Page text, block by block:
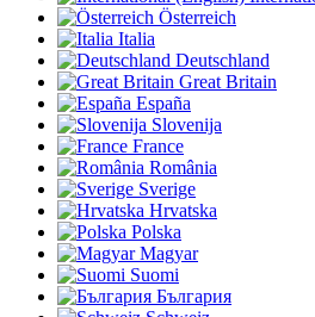
Österreich
Italia
Deutschland
Great Britain
España
Slovenija
France
România
Sverige
Hrvatska
Polska
Magyar
Suomi
България